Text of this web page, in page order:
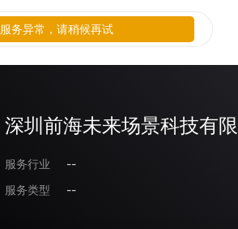
深圳前海未来场景科技有
服务行业
--
服务类型
--
服务异常，请稍候再试